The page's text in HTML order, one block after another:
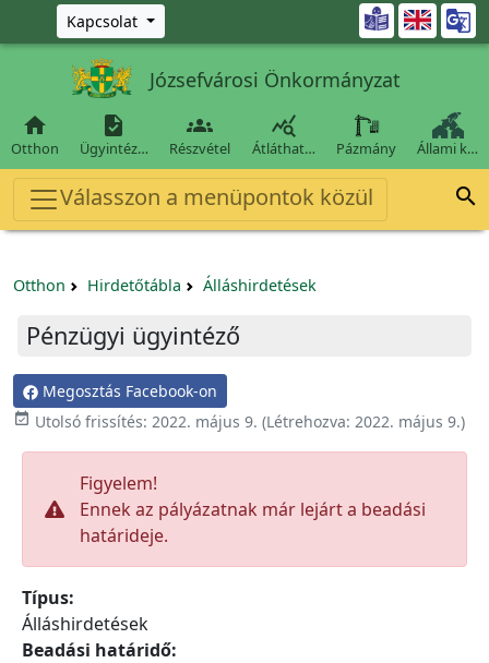
Ugrás a fő tartalomra
Kapcsolat 
Józsefvárosi Önkormányzat

Otthon

Ügyintéz…

Részvétel

Átláthat… Pázmány Állami k…
Válasszon a menüpontok közül 
Otthon Hirdetőtábla Álláshirdetések
Pénzügyi ügyintéző
Megosztás Facebook-on
 Utolsó frissítés: 2022. május 9. (Létrehozva: 2022. május 9.)
Figyelem!
Ennek az pályázatnak már lejárt a beadási
határideje.
Típus:
Álláshirdetések
Beadási határidő: